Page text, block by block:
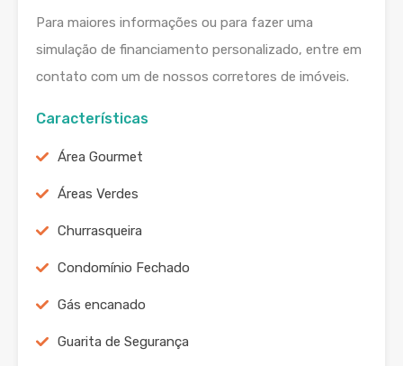
Para maiores informações ou para fazer uma
simulação de financiamento personalizado, entre em
contato com um de nossos corretores de imóveis.
Características
Área Gourmet
Áreas Verdes
Churrasqueira
Condomínio Fechado
Gás encanado
Guarita de Segurança